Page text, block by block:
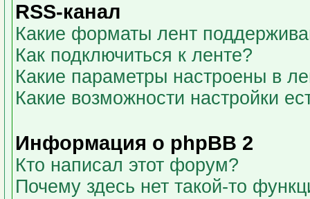
RSS-канал
Какие форматы лент
Как подключиться к ленте?
Какие параметры настроены в
Какие возможности настройки
Информация о phpBB 2
Кто написал этот форум?
Почему здесь нет такой-то